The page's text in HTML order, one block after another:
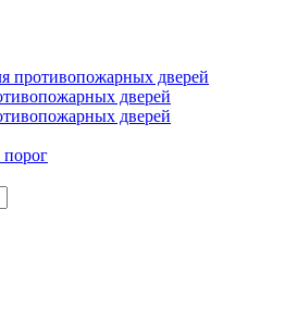
противопожарных дверей
дверей
дверей